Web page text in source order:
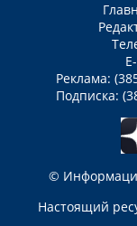
Реклама:
Подписка:
©
Настоящий